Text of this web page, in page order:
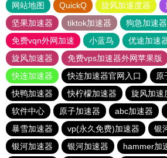
网站地图 QuickQ 旋风加速度器
坚果加速器
tiktok加速器
狗急加速
免费vqn外网加速
小蓝鸟 优途加速
旋风加速器
免费vps加速器外网苹果版
快连加速器
快连加速器官网入口
原
快鸭加速器
快柠檬加速器 旋风加速
软件中心
原子加速器 abc加速器
暴雪加速器
vp(永久免费)加速器 银
银河加速器
银河加速器 hammer加